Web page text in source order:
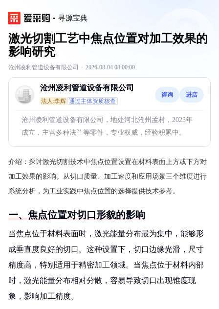
寻源宝典
激光切割工艺中焦点位置对加工效果的
影响研究
沧州凌利管道设备有限公司 · 2026-08-04 08:00:00
沧州凌利管道设备有限公司
法人:李辉 通过主体资质核查
咨询 进店
沧州凌利管道设备有限公司，地处河北沧州孟村，2023年
成立，主营多种法兰等零件，专业权威，经验积累中。
介绍： 探讨激光切割技术中焦点位置设置在材料表面上方或下方对
加工效果的影响。从切口质量、加工速度和应用场景三个维度进行
系统分析，为工业实践中焦点位置的选择提供技术参考。
一、焦点位置对切口形貌的影响
当焦点位于材料表面时，激光能量分布最为集中，能够形
成垂直度良好的切口。这种设置下，切口边缘光滑，尺寸
精度高，特别适用于精密加工领域。当焦点位于材料内部
时，激光能量分布相对分散，容易导致切口出现锥度现
象，影响加工精度。